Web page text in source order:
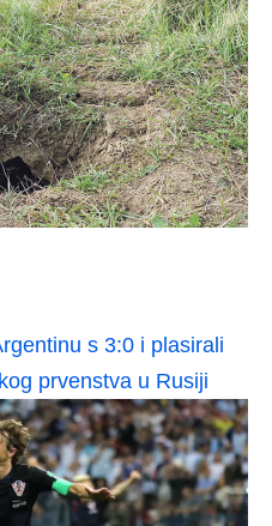
s 3:0 i plasirali
prvenstva u Rusiji